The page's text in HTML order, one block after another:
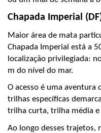
Chapada Imperial
Maior área de mata
Chapada Imperial está a
localização privilegiada:
m do nível do mar.
O acesso é uma aventura
trilhas específicas
trilha curta, trilha média
Ao longo desses trajetos,